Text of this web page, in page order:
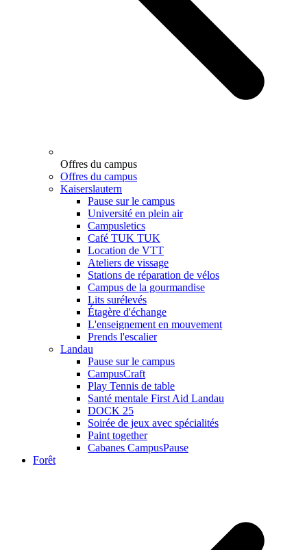
Offres du campus
Offres du campus
Kaiserslautern
Pause sur le campus
Université en plein air
Campusletics
Café TUK TUK
Location de VTT
Ateliers de vissage
Stations de réparation de vélos
Campus de la gourmandise
Lits surélevés
Étagère d'échange
L'enseignement en mouvement
Prends l'escalier
Landau
Pause sur le campus
CampusCraft
Play Tennis de table
Santé mentale First Aid Landau
DOCK 25
Soirée de jeux avec spécialités
Paint together
Cabanes CampusPause
Forêt